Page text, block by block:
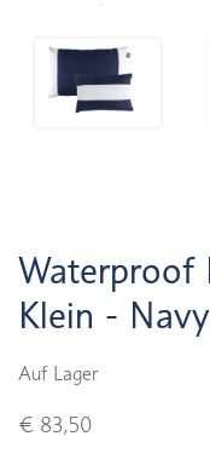
Waterproof
Klein -
Auf Lager
€ 83,50